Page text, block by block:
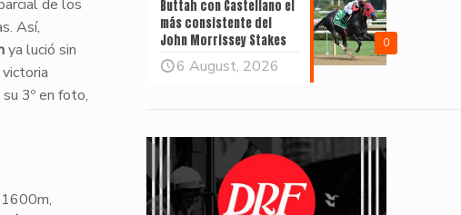
de los
Así,
ya lució sin
3º en foto,
0
Buttah con Castellano el
más consistente del
John Morrissey Stakes
6 August, 2026